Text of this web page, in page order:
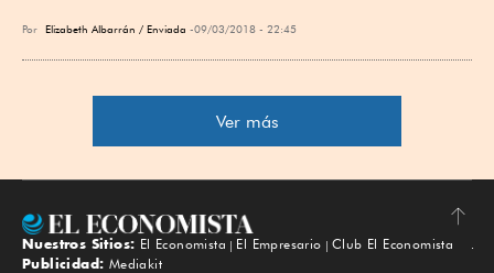
Por Elizabeth Albarrán / Enviada 09/03/2018 - 22:45
Ver más
Subir
Nuestros Sitios: El Economista El Empresario
Club El Economista
Publicidad: Mediakit